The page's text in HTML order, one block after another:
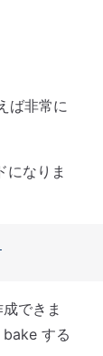
ば非常に
になりま
できま
する